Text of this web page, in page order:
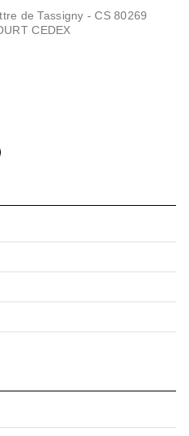
de Tassigny - CS 80269
CEDEX